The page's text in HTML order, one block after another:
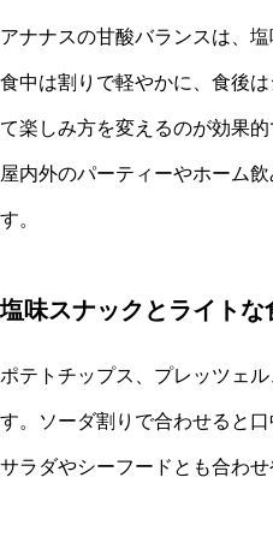
アナナスの甘酸バランスは、
食中は割りで軽やかに、食後
て楽しみ方を変えるのが効果的
屋内外のパーティーやホーム
す。
塩味スナックとライトな
ポテトチップス、プレッツェ
す。ソーダ割りで合わせると
サラダやシーフードとも合わ